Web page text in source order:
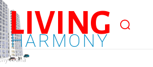
LIVING
HARMONY
Praha